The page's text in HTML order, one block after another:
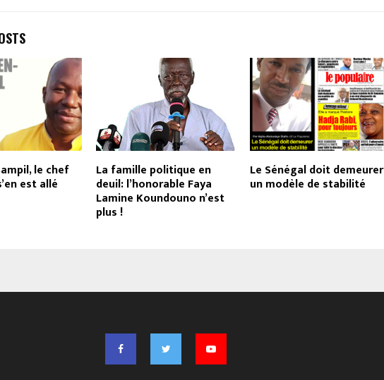
le chef
est allé
La famille politique en
deuil: l’honorable Faya
Lamine Koundouno n’est
plus !
Le Sénégal doit demeurer
un modèle de stabilité